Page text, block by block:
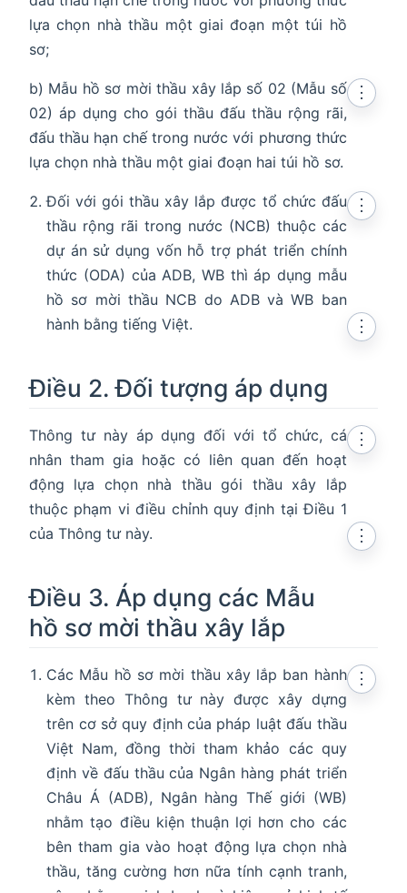
lựa chọn nhà thầu một giai đoạn một túi hồ
sơ;
b) Mẫu hồ sơ mời thầu xây lắp số 02 (Mẫu số
02) áp dụng cho gói thầu đấu thầu rộng rãi,
đấu thầu hạn chế trong nước với phương thức
lựa chọn nhà thầu một giai đoạn hai túi hồ sơ.
⋮
Đối với gói thầu xây lắp được tổ chức đấu
thầu rộng rãi trong nước (NCB) thuộc các
dự án sử dụng vốn hỗ trợ phát triển chính
thức (ODA) của ADB, WB thì áp dụng mẫu
hồ sơ mời thầu NCB do ADB và WB ban
hành bằng tiếng Việt.
⋮
Điều 2. Đối tượng áp dụng
⋮
Thông tư này áp dụng đối với tổ chức, cá
nhân tham gia hoặc có liên quan đến hoạt
động lựa chọn nhà thầu gói thầu xây lắp
thuộc phạm vi điều chỉnh quy định tại Điều 1
của Thông tư này.
⋮
Điều 3. Áp dụng các Mẫu
hồ sơ mời thầu xây lắp
⋮
Các Mẫu hồ sơ mời thầu xây lắp ban hành
kèm theo Thông tư này được xây dựng
trên cơ sở quy định của pháp luật đấu thầu
Việt Nam, đồng thời tham khảo các quy
định về đấu thầu của Ngân hàng phát triển
Châu Á (ADB), Ngân hàng Thế giới (WB)
nhằm tạo điều kiện thuận lợi hơn cho các
bên tham gia vào hoạt động lựa chọn nhà
thầu, tăng cường hơn nữa tính cạnh tranh,
⋮